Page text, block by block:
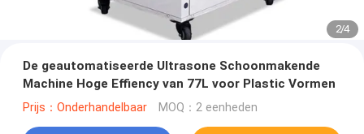
2/4
De geautomatiseerde Ultrasone Schoonmakende
Machine Hoge Effiency van 77L voor Plastic Vormen
Prijs：Onderhandelbaar MOQ：2 eenheden